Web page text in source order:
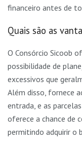
financeiro antes de
Quais são as
O Consórcio Sicoob
possibilidade de
excessivos que
Além disso, fornece
entrada, e as
oferece a chance de
permitindo adquirir o